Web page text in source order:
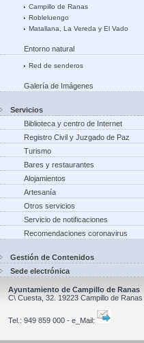
Campillo de Ranas
Robleluengo
Matallana, La Vereda y El Vado
Entorno natural
Red de senderos
Galería de Imágenes
Servicios
Biblioteca y centro de Internet
Registro Civil y Juzgado de Paz
Turismo
Bares y restaurantes
Alojamientos
Artesanía
Otros servicios
Servicio de notificaciones
Recomendaciones coronavirus
Gestión de Contenidos
Sede electrónica
Ayuntamiento de Campillo de Ranas
C\ Cuesta, 32. 19223 Campillo de Ranas
Tel.: 949 859 000 - e_Mail: